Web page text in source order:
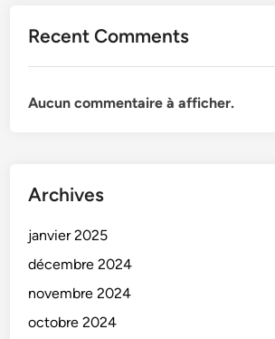
Recent Comments
Aucun commentaire à afficher.
Archives
janvier 2025
décembre 2024
novembre 2024
octobre 2024